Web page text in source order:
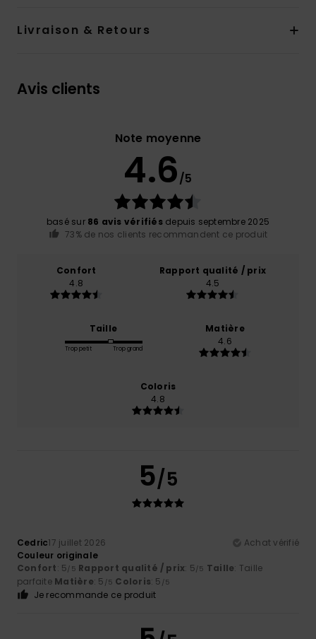
Livraison & Retours
Avis clients
Note moyenne
4.6/5
basé sur 86 avis vérifiésdepuis septembre 2025
73% de nos clients recommandent ce produit
Confort
4.8
Rapport qualité / prix
4.5
Taille
Trop petit Trop grand
Matière
4.6
Coloris
4.8
5/5
Cedric17 juillet 2026
Achat vérifié
Couleur originale
Confort: 5/5 Rapport qualité / prix: 5/5 Taille: Taille
parfaite Matière: 5 /5 Coloris: 5 /5
Je recommande ce produit